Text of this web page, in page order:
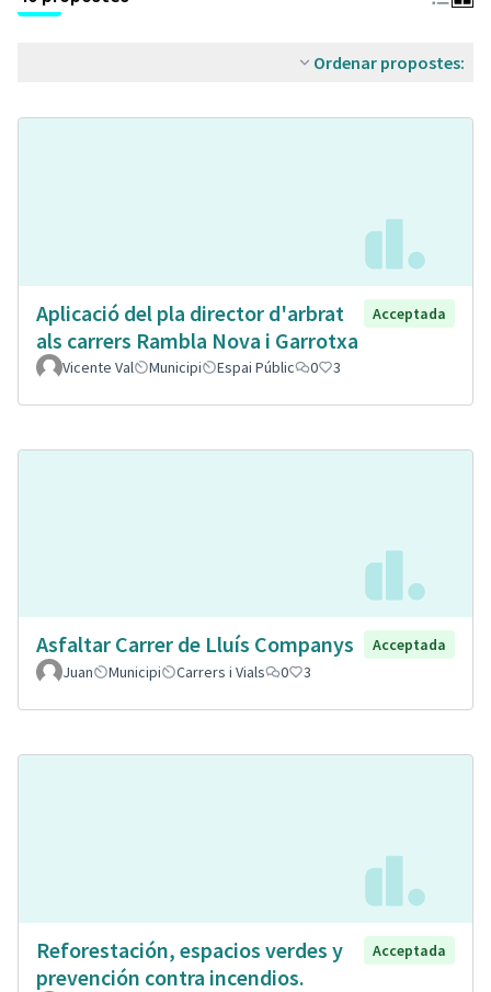
Ordenar propostes:
Aplicació del pla director d'arbrat
als carrers Rambla Nova i Garrotxa
Acceptada
Vicente Val Municipi Espai Públic 0 3
Asfaltar Carrer de Lluís Companys
Acceptada
Juan
Municipi Carrers i Vials 0 3
Reforestación, espacios verdes y
prevención contra incendios.
Acceptada